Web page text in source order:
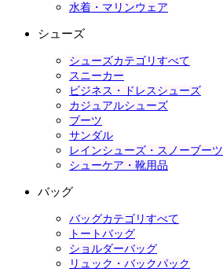
水着・マリンウェア
シューズ
シューズカテゴリすべて
スニーカー
ビジネス・ドレスシューズ
カジュアルシューズ
ブーツ
サンダル
レインシューズ・スノーブーツ
シューケア・靴用品
バッグ
バッグカテゴリすべて
トートバッグ
ショルダーバッグ
リュック・バックパック